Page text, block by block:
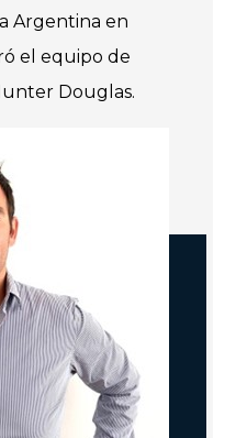
Argentina en
el equipo de
Douglas.